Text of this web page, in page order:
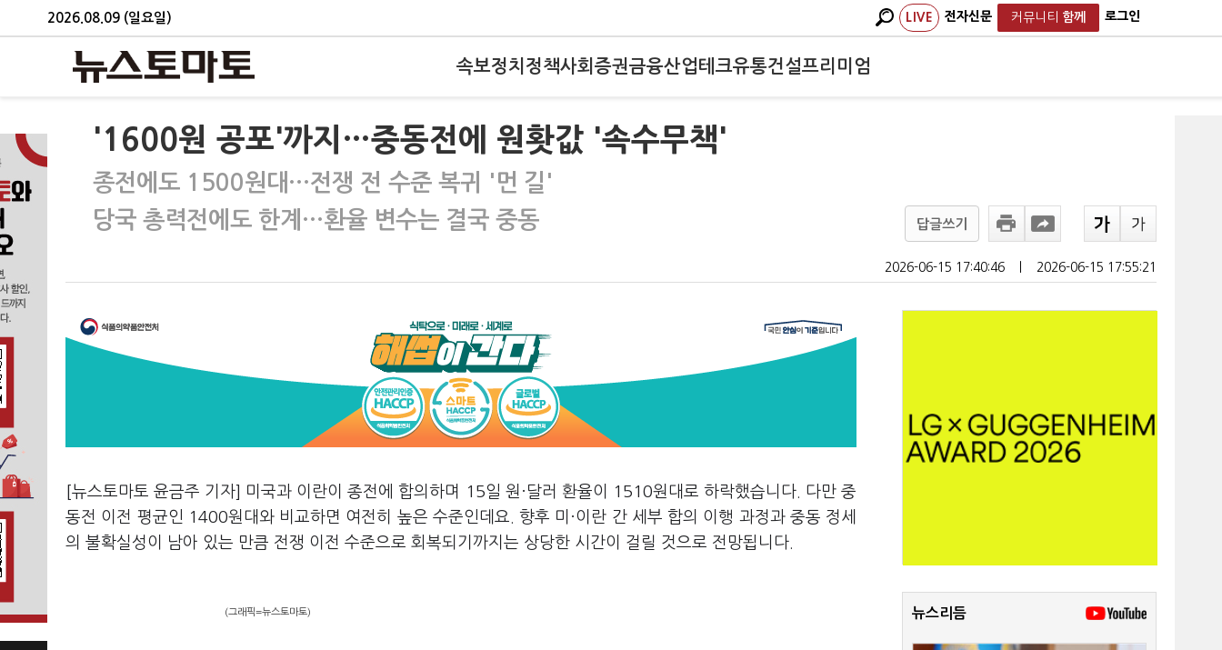
2026.08.09 (일요일) LIVE 전자신문 커뮤니티 함께 로그인
속보정치 정책사회 증권금융산업테크유통건설프리미엄
'1600원 공포'까지…중동전에 원홧값 '속수무책'
종전에도 1500원대…전쟁 전 수준 복귀 '먼 길'
당국 총력전에도 한계…환율 변수는 결국 중동
답글쓰기
2026-06-15 17:40:46 2026-06-15 17:55:21
[뉴스토마토 윤금주 기자] 미국과 이란이 종전에 합의하며 15일 원·달러 환율이 1510원대로 하락했습니다. 다만 중
동전 이전 평균인 1400원대와 비교하면 여전히 높은 수준인데요. 향후 미·이란 간 세부 합의 이행 과정과 중동 정세
의 불확실성이 남아 있는 만큼 전쟁 이전 수준으로 회복되기까지는 상당한 시간이 걸릴 것으로 전망됩니다.
(그래픽=뉴스토마토) 뉴스리듬